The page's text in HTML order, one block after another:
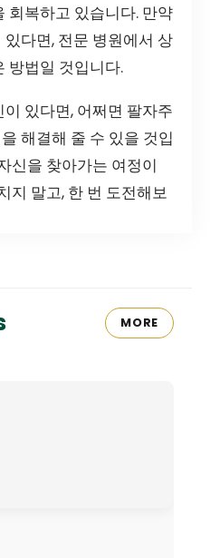
회복하고 있습니다. 만약
다면, 전문 병원에서 상
방법일 것입니다.
있다면, 어쩌면 팔자주
해결해 줄 수 있을 것입
신을 찾아가는 여정이
지 말고, 한 번 도전해보
MORE